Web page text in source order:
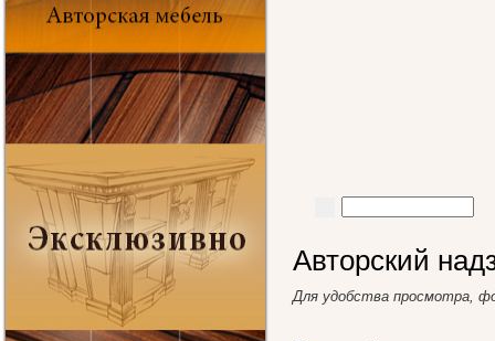
Авторский
Для удобства просмотра,